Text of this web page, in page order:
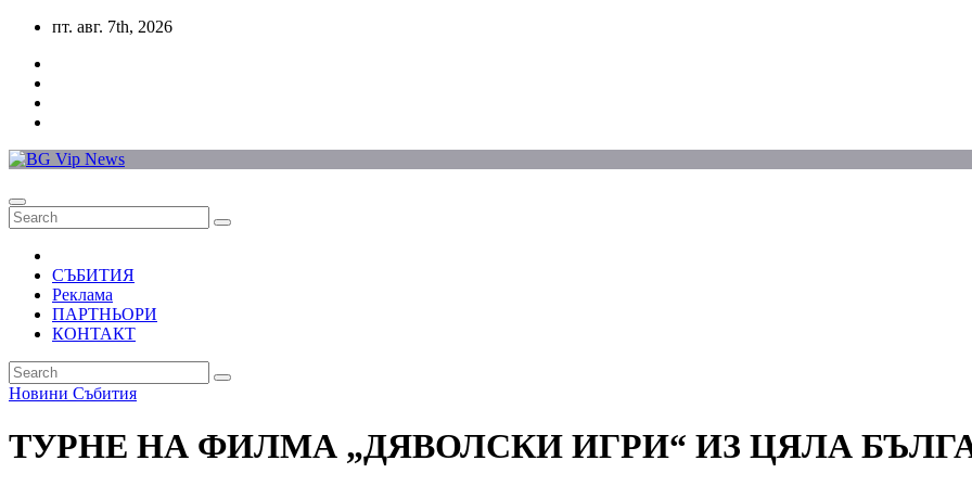
Skip
content
пт. авг. 7th, 2026
СЪБИТИЯ
Реклама
ПАРТНЬОРИ
КОНТАКТ
Новини Събития
ТУРНЕ НА ФИЛМА „ДЯВОЛСКИ ИГРИ“ ИЗ ЦЯЛА